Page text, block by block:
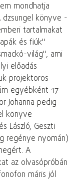
mondhatja
dzsungel könyve -
tartalmakat
és fiúk"
világ", ami
előadás
projektoros
egyébként 17
Johanna pedig
könyve
László, Geszti
regénye nyomán)
A
az olvasópróbán
máris jól